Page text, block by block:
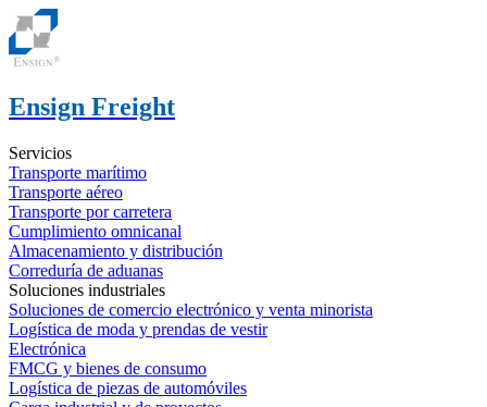
Ensign Freight
Servicios
Transporte marítimo
Transporte aéreo
Transporte por carretera
Cumplimiento omnicanal
Almacenamiento y distribución
Correduría de aduanas
Soluciones industriales
Soluciones de comercio electrónico y venta minorista
Logística de moda y prendas de vestir
Electrónica
FMCG y bienes de consumo
Logística de piezas de automóviles